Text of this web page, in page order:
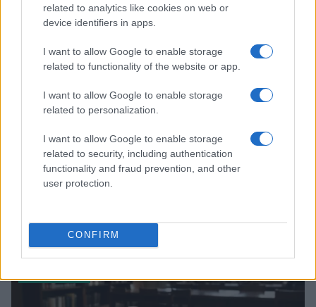
related to analytics like cookies on web or
device identifiers in apps.
I want to allow Google to enable storage
related to functionality of the website or app.
I want to allow Google to enable storage
related to personalization.
I want to allow Google to enable storage
related to security, including authentication
functionality and fraud prevention, and other
user protection.
CONFIRM
FINANCIACIÓN
el País Vasco
Marta Ruiz · 3 Ago 2026